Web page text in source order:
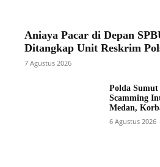
Aniaya Pacar di Depan
Ditangkap Unit Reskrim
7 Agustus 2026
Polda
Scamming
Medan,
6 Agustus 2026